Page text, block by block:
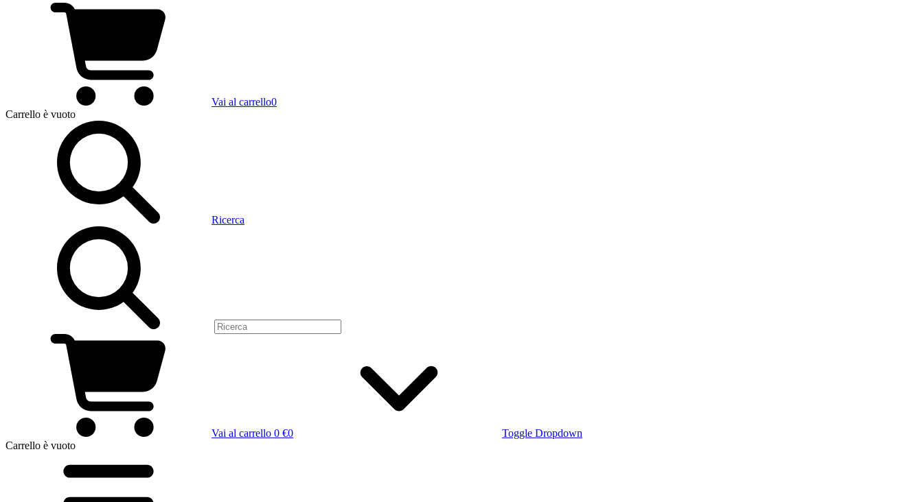
Vai al carrello0
Carrello è vuoto
Ricerca
Vai al carrello 0 €0
Toggle Dropdown
Carrello è vuoto